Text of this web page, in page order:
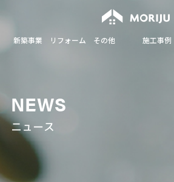
新築事業 リフォーム その他 施工事例
NEWS
ニュース